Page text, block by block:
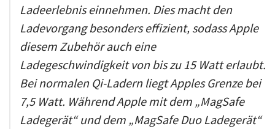
Ladeerlebnis einnehmen. Dies macht den
Ladevorgang besonders effizient, sodass Apple
diesem Zubehör auch eine
Ladegeschwindigkeit von bis zu 15 Watt erlaubt.
Bei normalen Qi-Ladern liegt Apples Grenze bei
7,5 Watt. Während Apple mit dem „MagSafe
Ladegerät“ und dem „MagSafe Duo Ladegerät“